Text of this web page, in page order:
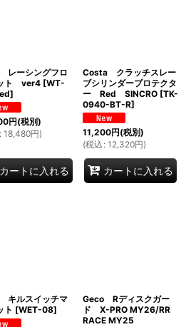
ーシングフロ
ト ver4 [WT-
]
円(税別)
: 18,480円)
カートに入れる
Costa クラッチスレー
ブシリンダープロテクタ
ー Red SINCRO [TK-
0940-BT-R]
11,200円(税別)
(税込 : 12,320円)
カートに入れる
キルスイッチマ
ト [WET-08]
Geco Rディスクガー
ド X-PRO MY26/RR
RACE MY25